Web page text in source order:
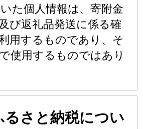
た個人情報は、寄附金
び返礼品発送に係る確
用するものであり、そ
使用するものではあり
さと納税につい